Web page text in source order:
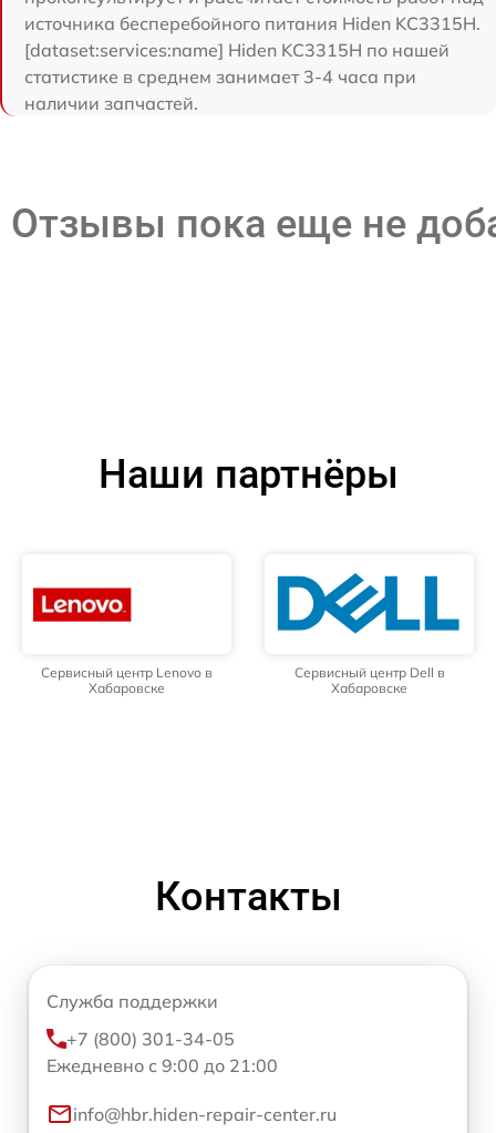
источника бесперебойного питания Hiden KC3315H.
[dataset:services:name] Hiden KC3315H по нашей
статистике в среднем занимает 3-4 часа при
наличии запчастей.
Отзывы пока еще не
Наши партнёры
Сервисный центр Lenovo в
Хабаровске
Сервисный центр Dell в
Хабаровске
Контакты
Служба поддержки
+7 (800) 301-34-05
Ежедневно с 9:00 до 21:00
info@hbr.hiden-repair-center.ru